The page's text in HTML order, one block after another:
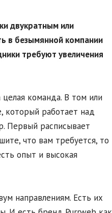
двукратным или
в безымянной компании
требуют увеличения
команда. В том или
который работает над
Первый расписывает
что вам требуется, то
опыт и высокая
направлениям. Есть их